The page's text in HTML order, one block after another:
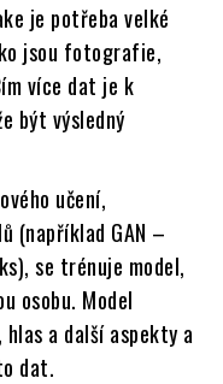
je potřeba velké
jsou fotografie,
více dat je k
být výsledný
učení,
(například GAN –
se trénuje model,
osobu. Model
a další aspekty a
dat.